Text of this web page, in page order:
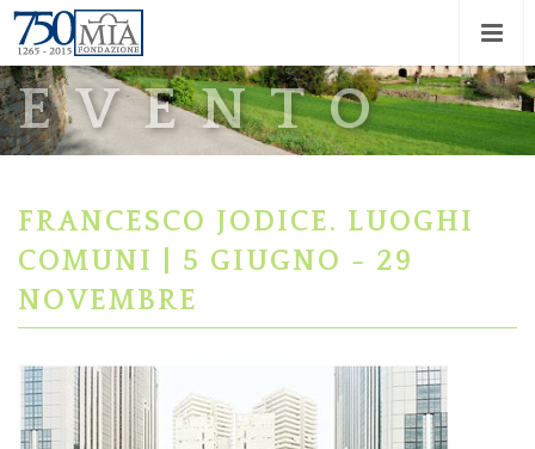
EVENTO
FRANCESCO JODICE. LUOGHI
COMUNI | 5 GIUGNO - 29
NOVEMBRE